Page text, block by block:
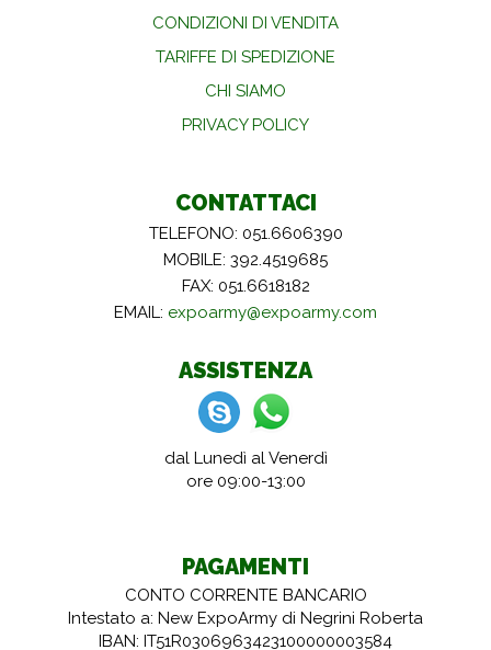
CONDIZIONI DI VENDITA
TARIFFE DI SPEDIZIONE
CHI SIAMO
PRIVACY POLICY
CONTATTACI
TELEFONO: 051.6606390
MOBILE: 392.4519685
FAX: 051.6618182
EMAIL: expoarmy@expoarmy.com
ASSISTENZA
dal Lunedì al Venerdì
ore 09:00-13:00
PAGAMENTI
CONTO CORRENTE BANCARIO
Intestato a: New ExpoArmy di Negrini Roberta
IBAN: IT51R0306963423100000003584